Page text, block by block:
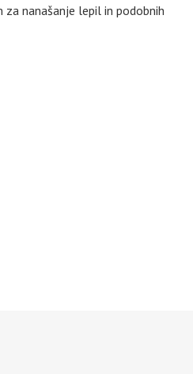
nanašanje lepil in podobnih